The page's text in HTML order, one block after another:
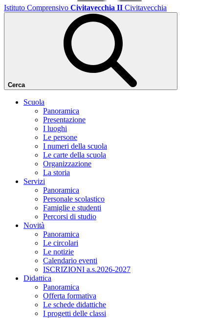
Istituto Comprensivo Civitavecchia II Civitavecchia
Cerca
Scuola
Panoramica
Presentazione
I luoghi
Le persone
I numeri della scuola
Le carte della scuola
Organizzazione
La storia
Servizi
Panoramica
Personale scolastico
Famiglie e studenti
Percorsi di studio
Novità
Panoramica
Le circolari
Le notizie
Calendario eventi
ISCRIZIONI a.s.2026-2027
Didattica
Panoramica
Offerta formativa
Le schede didattiche
I progetti delle classi